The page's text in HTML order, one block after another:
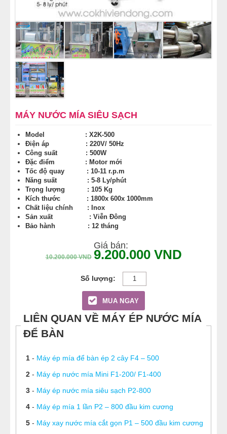
MÁY NƯỚC MÍA SIÊU SẠCH
Model : X2K-500
Điện áp : 220V/ 50Hz
Công suất : 500W
Đặc điểm : Motor mới
Tốc độ quay : 10-11 r.p.m
Năng suất : 5-8 Ly/phút
Trọng lượng : 105 Kg
Kích thước : 1800x 600x 1000mm
Chất liệu chính : Inox
Sản xuất : Viễn Đông
Bảo hành : 12 tháng
Giá bán:
10.200.000VND 9.200.000 VND
MUA NGAY
LIÊN QUAN VỀ MÁY ÉP NƯỚC MÍA
ĐỂ BÀN
1- Máy ép mía để bàn ép 2 cây F4 – 500
2- Máy ép nước mía Mini F1-200/ F1-400
3- Máy ép nước mía siêu sạch P2-800
4- Máy ép mía 1 lần P2 – 800 đầu kim cương
5- Máy xay nước mía cắt gọn P1 – 500 đầu kim cương